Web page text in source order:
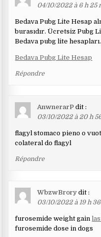
04/10/2022 à 6 h 25
Bedava Pubg Lite Hesap
burasıdır. Ücretsiz Pubg
Bedava pubg lite hesapları.
Bedava Pubg Lite Hesap
Répondre
AnwnerarP dit :
03/10/2022 à 20 h
flagyl stomaco pieno o
colateral do flagyl
Répondre
WbzwBrory dit :
03/10/2022 à 19 h
furosemide weight gain
furosemide dose in dogs